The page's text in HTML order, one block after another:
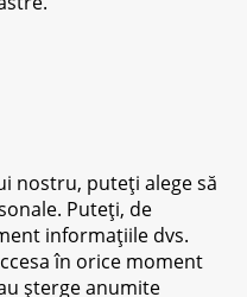
nostru, puteți alege să
Puteți, de
informațiile dvs.
în orice moment
șterge anumite